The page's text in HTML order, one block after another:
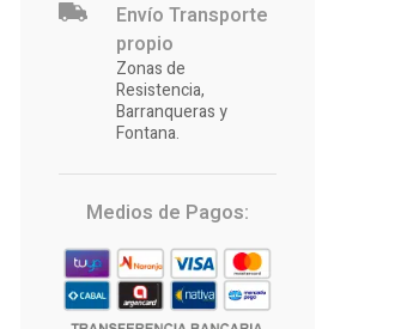
Envío Transporte
propio
Zonas de
Resistencia,
Barranqueras y
Fontana.
Medios de Pagos: